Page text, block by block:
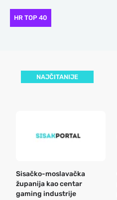
HR TOP 40
NAJČITANIJE
Sisačko-moslavačka
županija kao centar
gaming industrije